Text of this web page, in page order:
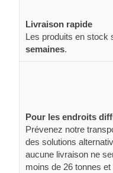
Livraison rapide
Les produits en stock
semaines.
Pour les endroits
Prévenez notre
des solutions
aucune livraison ne
moins de 26 tonnes